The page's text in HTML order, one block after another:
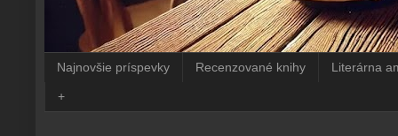
Najnovšie príspevky Recenzované knihy Literárna
+